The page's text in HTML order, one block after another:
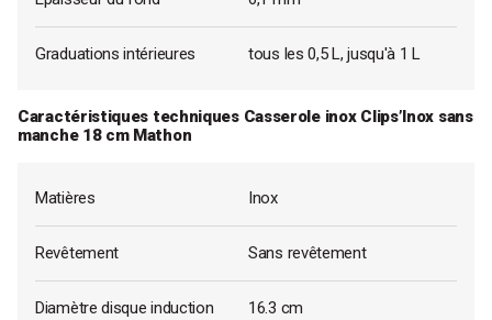
Graduations intérieures tous les 0,5 L, jusqu'à 1 L
Caractéristiques techniques Casserole inox Clips’Inox sans
manche 18 cm Mathon
Matières Inox
Revêtement Sans revêtement
Diamètre disque induction 16.3 cm